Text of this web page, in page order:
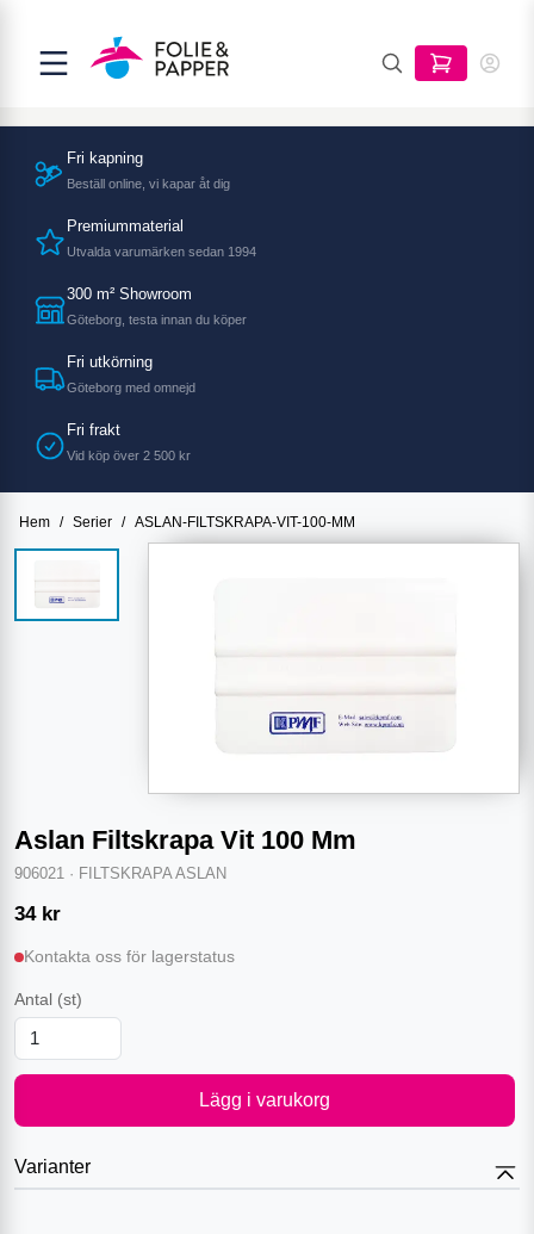
Fri kapning
Beställ online, vi kapar åt dig
Premiummaterial
Utvalda varumärken sedan 1994
300 m² Showroom
Göteborg, testa innan du köper
Fri utkörning
Göteborg med omnejd
Fri frakt
Vid köp över 2 500 kr
Hem / Serier / ASLAN-FILTSKRAPA-VIT-100-MM
Aslan Filtskrapa Vit 100 Mm
906021 · FILTSKRAPA ASLAN
34 kr
Kontakta oss för lagerstatus
Antal (st)
Lägg i varukorg
Varianter